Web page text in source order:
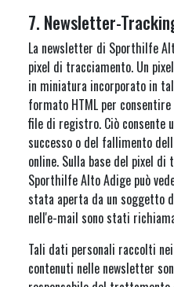
7. Newsletter-
La newsletter di Sporthilfe
pixel di tracciamento. Un
in miniatura incorporato in
formato HTML per
file di registro. Ciò consente
successo o del fallimento
online. Sulla base del pixel
Sporthilfe Alto Adige può
stata aperta da un soggetto
nell'e-mail sono stati
Tali dati personali raccolti
contenuti nelle newsletter